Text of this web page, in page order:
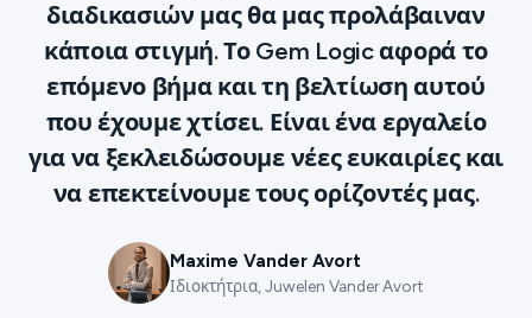
διαδικασιών μας θα μας προλάβαιναν
κάποια στιγμή. Το Gem Logic αφορά το
επόμενο βήμα και τη βελτίωση αυτού
που έχουμε χτίσει. Είναι ένα εργαλείο
για να ξεκλειδώσουμε νέες ευκαιρίες και
να επεκτείνουμε τους ορίζοντές μας.
Maxime Vander Avort
Ιδιοκτήτρια, Juwelen Vander Avort